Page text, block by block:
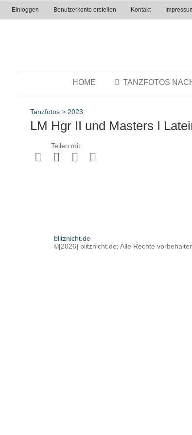
Einloggen Benutzerkonto erstellen Kontakt
HOME TANZFOTOS
Tanzfotos> 2023
LM Hgr II und Masters I
Teilen mit
blitznicht.de
©[2026] blitznicht.de; Alle Rechte